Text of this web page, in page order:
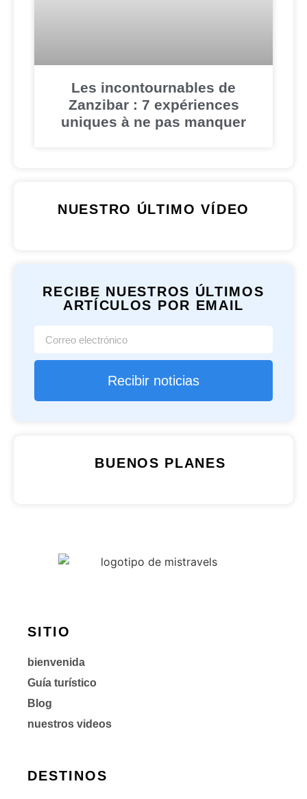
Les incontournables de
Zanzibar : 7 expériences
uniques à ne pas manquer
NUESTRO ÚLTIMO VÍDEO
RECIBE NUESTROS ÚLTIMOS
ARTÍCULOS POR EMAIL
Recibir noticias
BUENOS PLANES
SITIO
bienvenida
Guía turístico
Blog
nuestros videos
DESTINOS